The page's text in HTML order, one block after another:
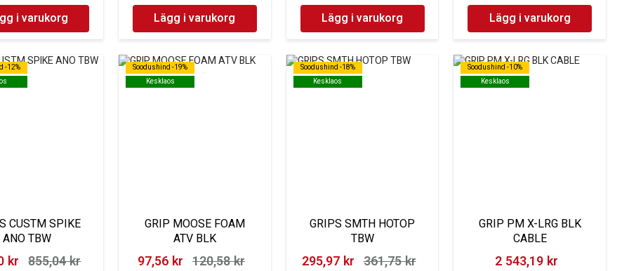
i varukorg Lägg i varukorg Lägg i varukorg Lägg i varukorg
-12%
-12%
CUSTM SPIKE
ANO TBW
kr‎ 855,04 kr‎
Soodushind -19%
Kesklaos
Soodushind -19%
Kesklaos
GRIP MOOSE FOAM
ATV BLK
97,56 kr‎ 120,58 kr‎
Soodushind -18%
Kesklaos
Soodushind -18%
Kesklaos
GRIPS SMTH HOTOP
TBW
295,97 kr‎ 361,75 kr‎
Soodushind -10%
Kesklaos
Soodushind -10%
Kesklaos
GRIP PM X-LRG BLK
CABLE
2 543,19 kr‎